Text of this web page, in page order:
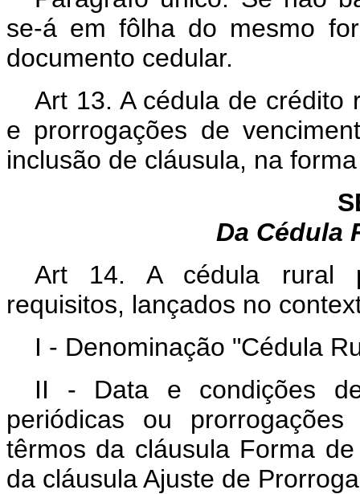
se-á em fôlha do mesmo
documento cedular.
Art 13. A cédula de crédito
e prorrogações de
inclusão de cláusula, na
Da Cédula
Art 14. A cédula rural
requisitos, lançados no
I - Denominação "Cédula
II - Data e condições de
periódicas ou
têrmos da cláusula Forma
da cláusula Ajuste de